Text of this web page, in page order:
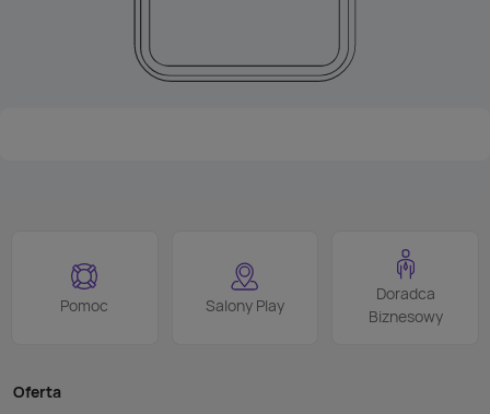
Pomoc Salony Play
Doradca
Biznesowy
Oferta